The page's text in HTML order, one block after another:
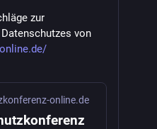
zur
von
online.de